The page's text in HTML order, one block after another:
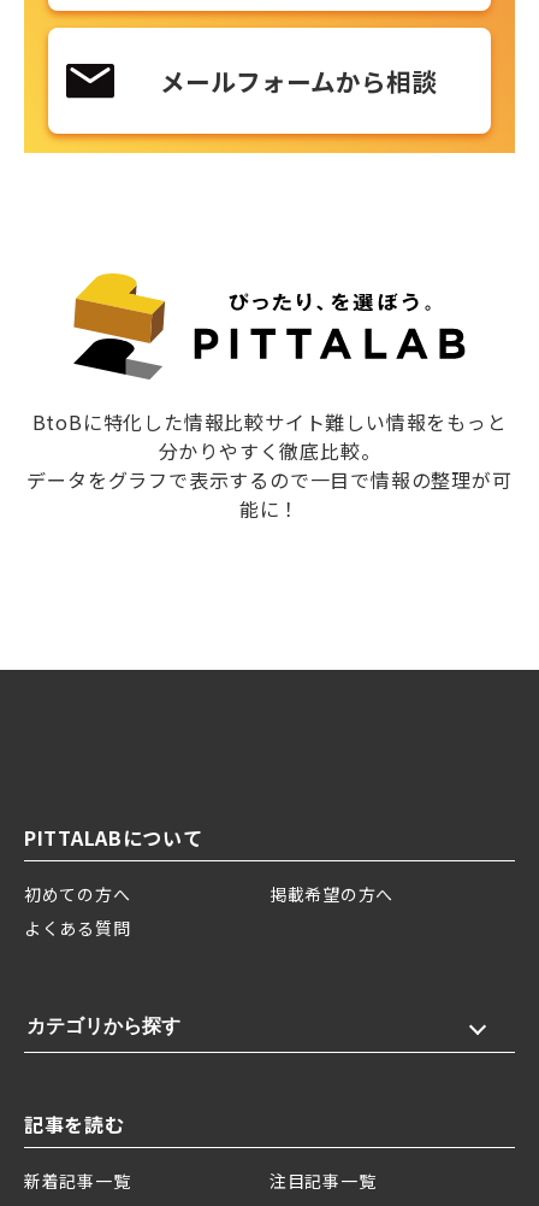
メールフォームから相談
BtoBに特化した情報比較サイト難しい情報をもっと
分かりやすく徹底比較。
データをグラフで表示するので一目で情報の整理が可
能に！
PITTALABについて
初めての方へ
掲載希望の方へ
よくある質問
カテゴリから探す
記事を読む
新着記事一覧
注目記事一覧